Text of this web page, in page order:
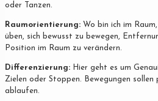
oder Tanzen.
Raumorientierung: Wo bin ich im
üben, sich bewusst zu bewegen,
Position im Raum zu verändern.
Differenzierung: Hier geht es um
Zielen oder Stoppen. Bewegungen
ablaufen.